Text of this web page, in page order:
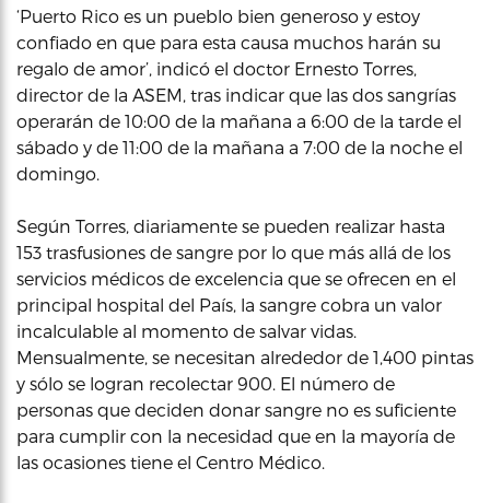
‘Puerto Rico es un pueblo bien generoso y estoy
confiado en que para esta causa muchos harán su
regalo de amor’, indicó el doctor Ernesto Torres,
director de la ASEM, tras indicar que las dos sangrías
operarán de 10:00 de la mañana a 6:00 de la tarde el
sábado y de 11:00 de la mañana a 7:00 de la noche el
domingo.
Según Torres, diariamente se pueden realizar hasta
153 trasfusiones de sangre por lo que más allá de los
servicios médicos de excelencia que se ofrecen en el
principal hospital del País, la sangre cobra un valor
incalculable al momento de salvar vidas.
Mensualmente, se necesitan alrededor de 1,400 pintas
y sólo se logran recolectar 900. El número de
personas que deciden donar sangre no es suficiente
para cumplir con la necesidad que en la mayoría de
las ocasiones tiene el Centro Médico.